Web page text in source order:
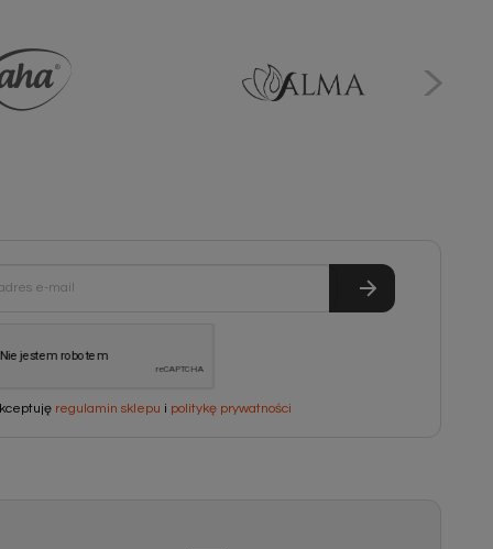
regulamin sklepu i politykę prywatności